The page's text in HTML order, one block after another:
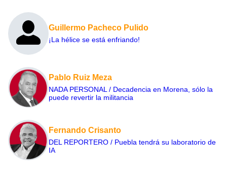
Guillermo Pacheco Pulido
¡La hélice se está enfriando!
Pablo Ruiz Meza
NADA PERSONAL / Decadencia en Morena, sólo la
puede revertir la militancia
Fernando Crisanto
DEL REPORTERO / Puebla tendrá su laboratorio de
IA